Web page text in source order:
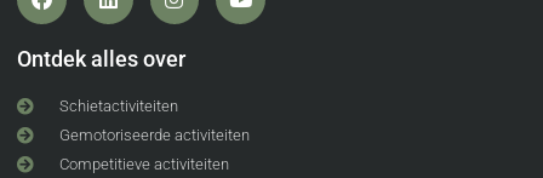
Ontdek alles over
Schietactiviteiten
Gemotoriseerde activiteiten
Competitieve activiteiten